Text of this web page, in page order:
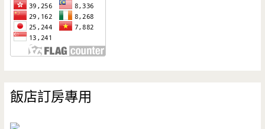
飯店訂房專用